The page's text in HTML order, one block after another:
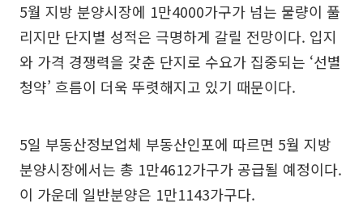
5월 지방 분양시장에 1만4000가구가 넘는 물량이 풀
리지만 단지별 성적은 극명하게 갈릴 전망이다. 입지
와 가격 경쟁력을 갖춘 단지로 수요가 집중되는 ‘선별
청약’ 흐름이 더욱 뚜렷해지고 있기 때문이다.
5일 부동산정보업체 부동산인포에 따르면 5월 지방
분양시장에서는 총 1만4612가구가 공급될 예정이다.
이 가운데 일반분양은 1만1143가구다.